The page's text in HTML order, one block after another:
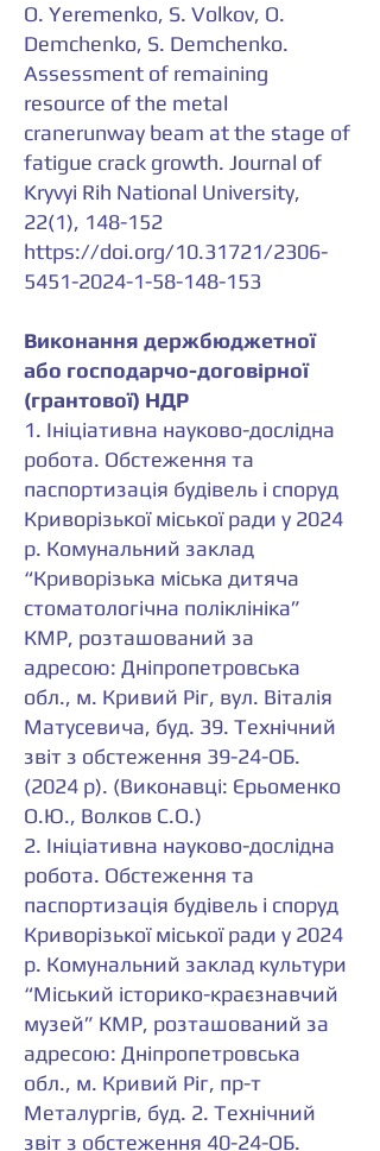
О. Yeremenko, S. Volkov, O.
Demchenko, S. Demchenko.
Assessment of remaining
resource of the metal
cranerunway beam at the stage of
fatigue crack growth. Journal of
Kryvyi Rih National University,
22(1), 148-152
https://doi.org/10.31721/2306-
5451-2024-1-58-148-153
Виконання держбюджетної
або господарчо-договірної
(грантової) НДР
1. Ініціативна науково-дослідна
робота. Обстеження та
паспортизація будівель і споруд
Криворізької міської ради у 2024
р. Комунальний заклад
“Криворізька міська дитяча
стоматологічна поліклініка”
КМР, розташований за
адресою: Дніпропетровська
обл., м. Кривий Ріг, вул. Віталія
Матусевича, буд. 39. Технічний
звіт з обстеження 39-24-ОБ.
(2024 р). (Виконавці: Єрьоменко
О.Ю., Волков С.О.)
2. Ініціативна науково-дослідна
робота. Обстеження та
паспортизація будівель і споруд
Криворізької міської ради у 2024
р. Комунальний заклад культури
“Міський історико-краєзнавчий
музей” КМР, розташований за
адресою: Дніпропетровська
обл., м. Кривий Ріг, пр-т
Металургів, буд. 2. Технічний
звіт з обстеження 40-24-ОБ.